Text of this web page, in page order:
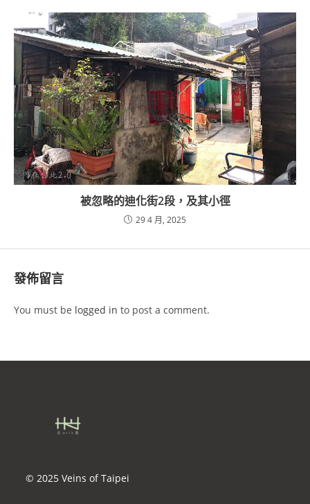
被忽略的迪化街2段，及其小徑
29 4 月, 2025
發佈留言
You must be logged in to post a comment.
© 2025 Veins of Taipei